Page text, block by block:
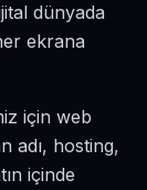
dünyada
ekrana
için web
adı, hosting,
içinde